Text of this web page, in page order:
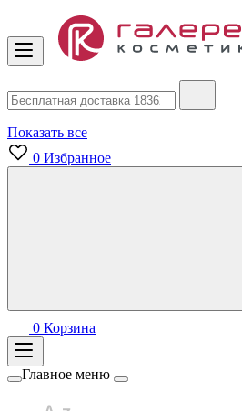
Показать все
0 Избранное
0 Корзина
Главное меню